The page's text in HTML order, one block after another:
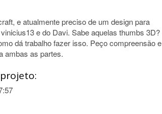
e atualmente preciso de um design para
e do Davi. Sabe aquelas thumbs 3D?
dá trabalho fazer isso. Peço compreensão e
ambas as partes.